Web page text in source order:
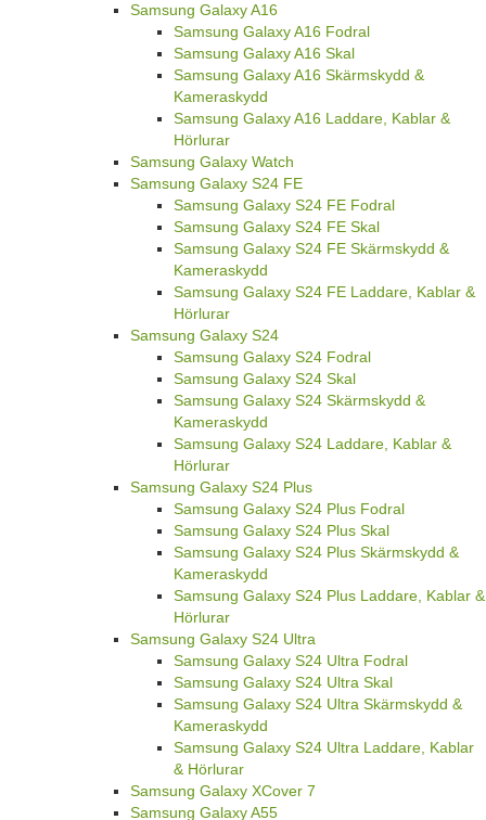
Samsung Galaxy A16
Samsung Galaxy A16 Fodral
Samsung Galaxy A16 Skal
Samsung Galaxy A16 Skärmskydd &
Kameraskydd
Samsung Galaxy A16 Laddare, Kablar &
Hörlurar
Samsung Galaxy Watch
Samsung Galaxy S24 FE
Samsung Galaxy S24 FE Fodral
Samsung Galaxy S24 FE Skal
Samsung Galaxy S24 FE Skärmskydd &
Kameraskydd
Samsung Galaxy S24 FE Laddare, Kablar &
Hörlurar
Samsung Galaxy S24
Samsung Galaxy S24 Fodral
Samsung Galaxy S24 Skal
Samsung Galaxy S24 Skärmskydd &
Kameraskydd
Samsung Galaxy S24 Laddare, Kablar &
Hörlurar
Samsung Galaxy S24 Plus
Samsung Galaxy S24 Plus Fodral
Samsung Galaxy S24 Plus Skal
Samsung Galaxy S24 Plus Skärmskydd &
Kameraskydd
Samsung Galaxy S24 Plus Laddare, Kablar &
Hörlurar
Samsung Galaxy S24 Ultra
Samsung Galaxy S24 Ultra Fodral
Samsung Galaxy S24 Ultra Skal
Samsung Galaxy S24 Ultra Skärmskydd &
Kameraskydd
Samsung Galaxy S24 Ultra Laddare, Kablar
& Hörlurar
Samsung Galaxy XCover 7
Samsung Galaxy A55